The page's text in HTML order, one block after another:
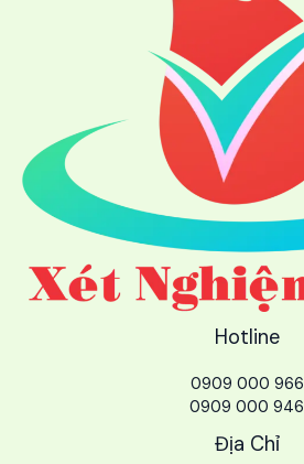
Hotline
0909 000 966
0909 000 946
Địa Chỉ